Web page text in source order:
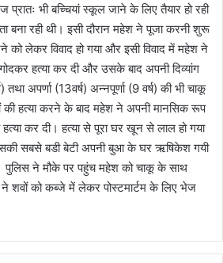
भी बच्चियां स्कूल जाने के लिए तैयार हो रही
बना रही थी। इसी दौरान महेश ने पूजा करनी शुरू
को लेकर विवाद हो गया और इसी विवाद में महेश ने
हत्या कर दी और उसके बाद अपनी दिव्यांग
तथा अपर्णा (13वर्ष) अन्नपूर्णा (9 वर्ष) की भी चाकू
की हत्या करने के बाद महेश ने अपनी मानसिक रूप
हत्या कर दी। हत्या से पूरा घर खून से लाल हो गया
सबसे बडी बेटी अपनी बुआ के घर ऋषिकेश गयी
पुलिस ने मौके पर पहुंच महेश को चाकू के साथ
ने शवों को कब्जे में लेकर पोस्टमार्टम के लिए भेज